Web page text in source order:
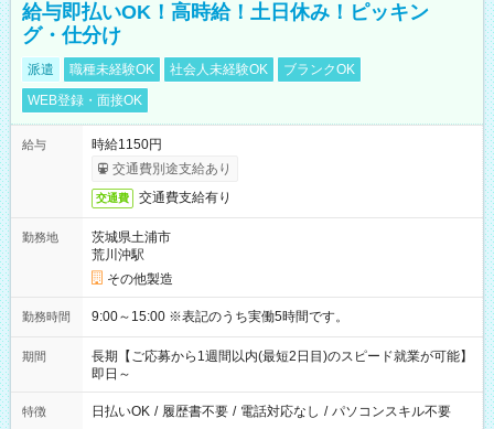
給与即払いOK！高時給！土日休み！ピッキン
グ・仕分け
派遣 職種未経験OK 社会人未経験OK
ブランクOK
WEB登録・面接OK
給与
時給1150円
交通費別途支給あり
交通費 交通費支給有り
勤務地
茨城県土浦市
荒川沖駅
その他製造
勤務時間 9:00～15:00 ※表記のうち実働5時間です。
期間
長期【ご応募から1週間以内(最短2日目)のスピード就業が可能】
即日～
特徴 日払いOK / 履歴書不要 / 電話対応なし / パソコンスキル不要